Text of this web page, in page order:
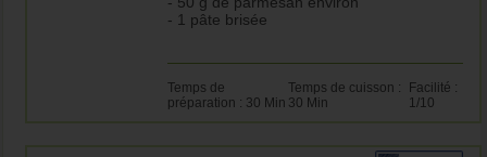
- 1 pâte brisée
Temps de
préparation : 30 Min
Temps de cuisson :
30 Min
Facilité :
1/10